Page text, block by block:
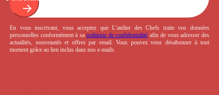
En vous inscrivant, vous acceptez que L’atelier des Chefs traite vos données
personnelles conformément à sa politique de confidentialité afin de vous adresser des
actualités, nouveautés et offres par email. Vous pouvez vous désabonner à tout
moment grâce au lien inclus dans nos e-mails.